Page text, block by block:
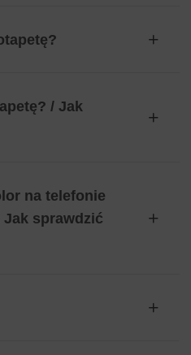
/ Jak
na telefonie
sprawdzić